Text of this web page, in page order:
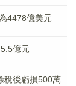
4478億美元
億元
稅後虧損500萬